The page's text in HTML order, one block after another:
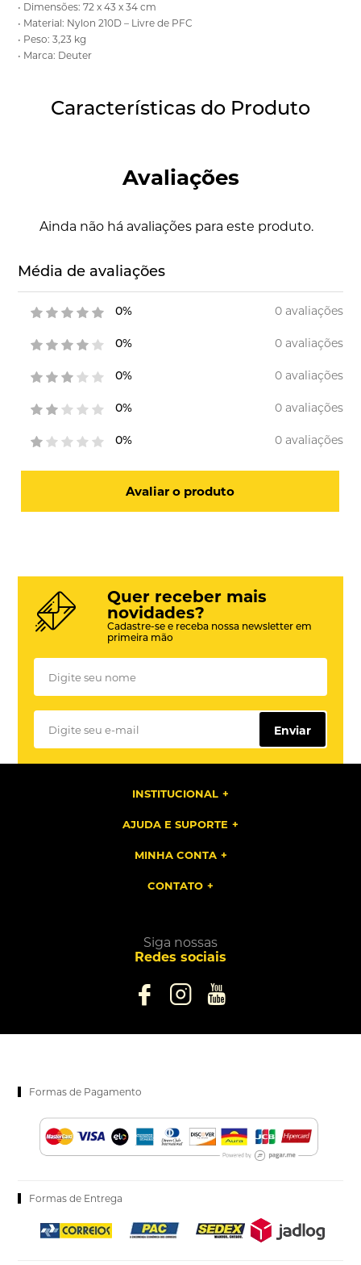
• Dimensões: 72 x 43 x 34 cm
• Material: Nylon 210D – Livre de PFC
• Peso: 3,23 kg
• Marca: Deuter
Características do Produto
Avaliações
Ainda não há avaliações para este produto.
Média de avaliações
0% 0 avaliações
0% 0 avaliações
0% 0 avaliações
0% 0 avaliações
0% 0 avaliações
Avaliar o produto
Quer receber mais
novidades?
Cadastre-se e receba nossa newsletter em
primeira mão
Enviar
INSTITUCIONAL
AJUDA E SUPORTE
MINHA CONTA
CONTATO
Siga nossas
Redes sociais
Formas de Pagamento
Formas de Entrega